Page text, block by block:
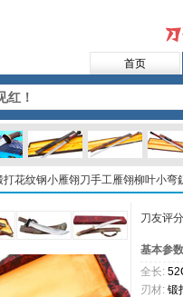
首页
打花纹钢小雁翎刀手工雁翎柳叶小
刀友评
基本参数
全长:
刃材: 锻